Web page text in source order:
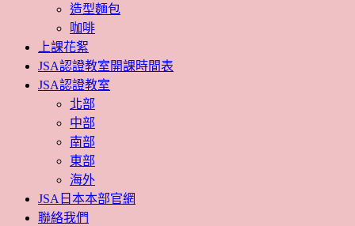
造型麵包
咖啡
上課花絮
JSA認證教室開課時間表
JSA認證教室
北部
中部
南部
東部
海外
JSA日本本部官網
聯絡我們